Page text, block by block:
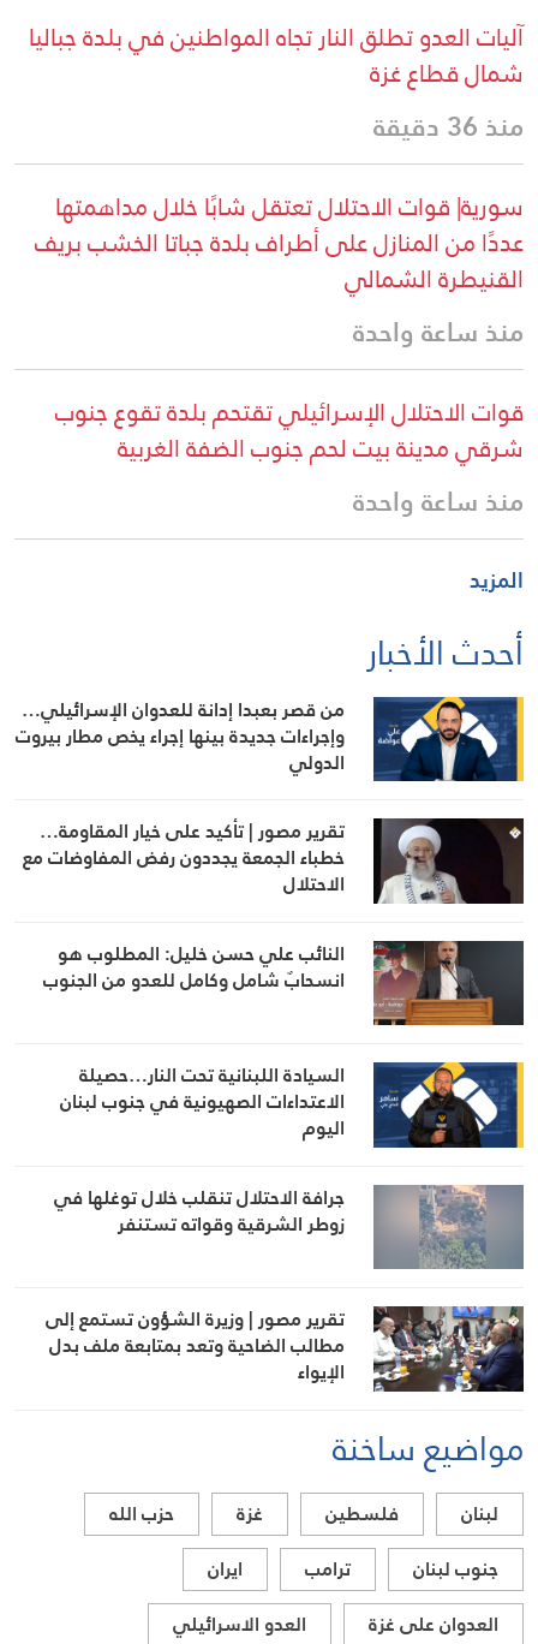
آليات العدو تطلق النار تجاه المواطنين في بلدة جباليا
شمال قطاع غزة
منذ 36 دقيقة
سورية| قوات الاحتلال تعتقل شابًا خلال مداهمتها
عددًا من المنازل على أطراف بلدة جباتا الخشب بريف
القنيطرة الشمالي
منذ ساعة واحدة
قوات الاحتلال الإسرائيلي تقتحم بلدة تقوع جنوب
شرقي مدينة بيت لحم جنوب الضفة الغربية
منذ ساعة واحدة
المزيد
أحدث الأخبار
من قصر بعبدا إدانة للعدوان الإسرائيلي…
وإجراءات جديدة بينها إجراء يخص مطار بيروت
الدولي
تقرير مصور | تأكيد على خيار المقاومة…
خطباء الجمعة يجددون رفض المفاوضات مع
الاحتلال
النائب علي حسن خليل: المطلوب هو
انسحابٌ شامل وكامل للعدو من الجنوب
السيادة اللبنانية تحت النار…حصيلة
الاعتداءات الصهيونية في جنوب لبنان
اليوم
جرافة الاحتلال تنقلب خلال توغلها في
زوطر الشرقية وقواته تستنفر
تقرير مصور | وزيرة الشؤون تستمع إلى
مطالب الضاحية وتعد بمتابعة ملف بدل
الإيواء
مواضيع ساخنة
لبنان فلسطين غزة
حزب الله
جنوب لبنان
ترامب
ايران
العدوان على غزة
العدو الاسرائيلي